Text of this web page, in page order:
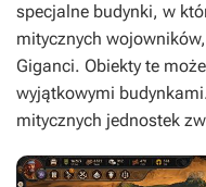
specjalne budynki, w
mitycznych
Giganci. Obiekty te
wyjątkowymi
mitycznych jednostek